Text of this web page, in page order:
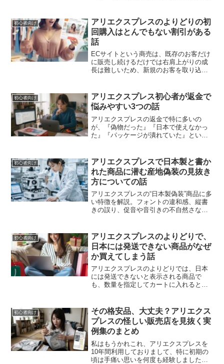
ことになります。ただし、7日間以内と言
っても土日を除い...
初心者向け
アリエクスプレスのよりどりの初
回購入はとんでもない割引がある
話
ECサイトという商売は、既存のお客だけ
に販売し続けるだけでは右肩上がりの成
長は難しいため、新規のお客を取り込も
回限定で送料を無料にする、といった施
策を行い、どうにか新た...
初心者向け
アリエクスプレス初心者が返金で
悩みやすい3つの話
アリエクスプレスの返金で特に多いの
が、『偽物だった』『日本で使えなかっ
た』『パッケージが潰れていた』という3
ポイントをまとめました。
初心者向け
アリエクスプレスで日本製と書か
れた商品に潜む産地偽装の見抜き
方についての話
アリエクスプレスの“日本製偽装”商品に多
い特徴を解説。フォントの違和感、縦書
きの誤り、促音や音引きの不自然さな
初心者向け
アリエクスプレスのよりどりで、
日本には発送できない商品がなぜ
か買えてしまう話
アリエクスプレスのよりどりでは、日本
には発送できないと表示される商品で
も、数量を指定してカートに入れるとな
まとめた話です。
初心者向け
その格安品、大丈夫？アリエクス
プレスの怪しい販売店を見抜く実
例集のまとめ
私はもうかれこれ、アリエクスプレスを
10年間利用しておりまして、特に初期の
頃は手痛い思いを何度も経験しました。